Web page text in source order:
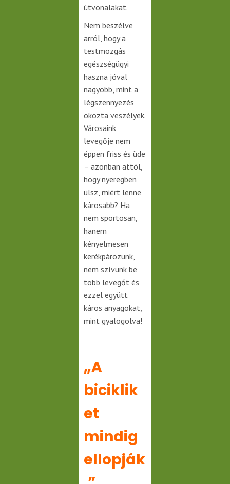
útvonalakat.
Nem beszélve
arról, hogy a
testmozgás
egészségügyi
haszna jóval
nagyobb, mint a
légszennyezés
okozta veszélyek.
Városaink
levegője nem
éppen friss és üde
– azonban attól,
hogy nyeregben
ülsz, miért lenne
károsabb? Ha
nem sportosan,
hanem
kényelmesen
kerékpározunk,
nem szívunk be
több levegőt és
ezzel együtt
káros anyagokat,
mint gyalogolva!
„A
biciklik
et
mindig
ellopják